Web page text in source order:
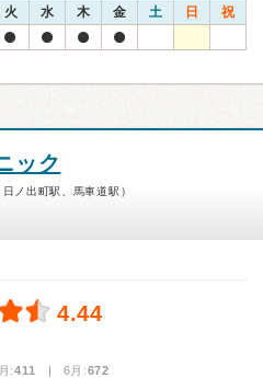
火 水 木 金 土 日 祝
ック
ノ出町駅、馬車道駅）
4.44
:411 | 6月:672